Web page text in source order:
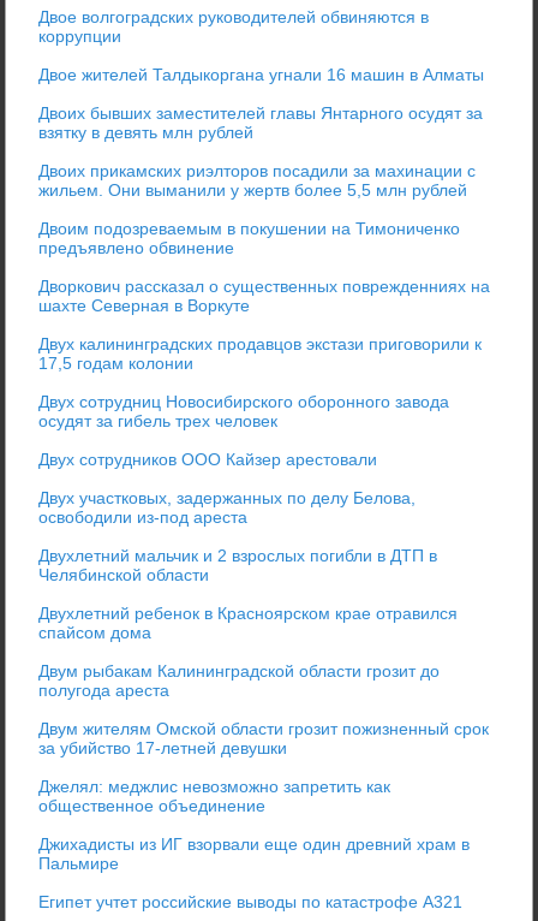
Двое волгоградских руководителей обвиняются в
коррупции
Двое жителей Талдыкоргана угнали 16 машин в Алматы
Двоих бывших заместителей главы Янтарного осудят за
взятку в девять млн рублей
Двоих прикамских риэлторов посадили за махинации с
жильем. Они выманили у жертв более 5,5 млн рублей
Двоим подозреваемым в покушении на Тимониченко
предъявлено обвинение
Дворкович рассказал о существенных поврежденниях на
шахте Северная в Воркуте
Двух калининградских продавцов экстази приговорили к
17,5 годам колонии
Двух сотрудниц Новосибирского оборонного завода
осудят за гибель трех человек
Двух сотрудников ООО Кайзер арестовали
Двух участковых, задержанных по делу Белова,
освободили из-под ареста
Двухлетний мальчик и 2 взрослых погибли в ДТП в
Челябинской области
Двухлетний ребенок в Красноярском крае отравился
спайсом дома
Двум рыбакам Калининградской области грозит до
полугода ареста
Двум жителям Омской области грозит пожизненный срок
за убийство 17-летней девушки
Джелял: меджлис невозможно запретить как
общественное объединение
Джихадисты из ИГ взорвали еще один древний храм в
Пальмире
Египет учтет российские выводы по катастрофе А321